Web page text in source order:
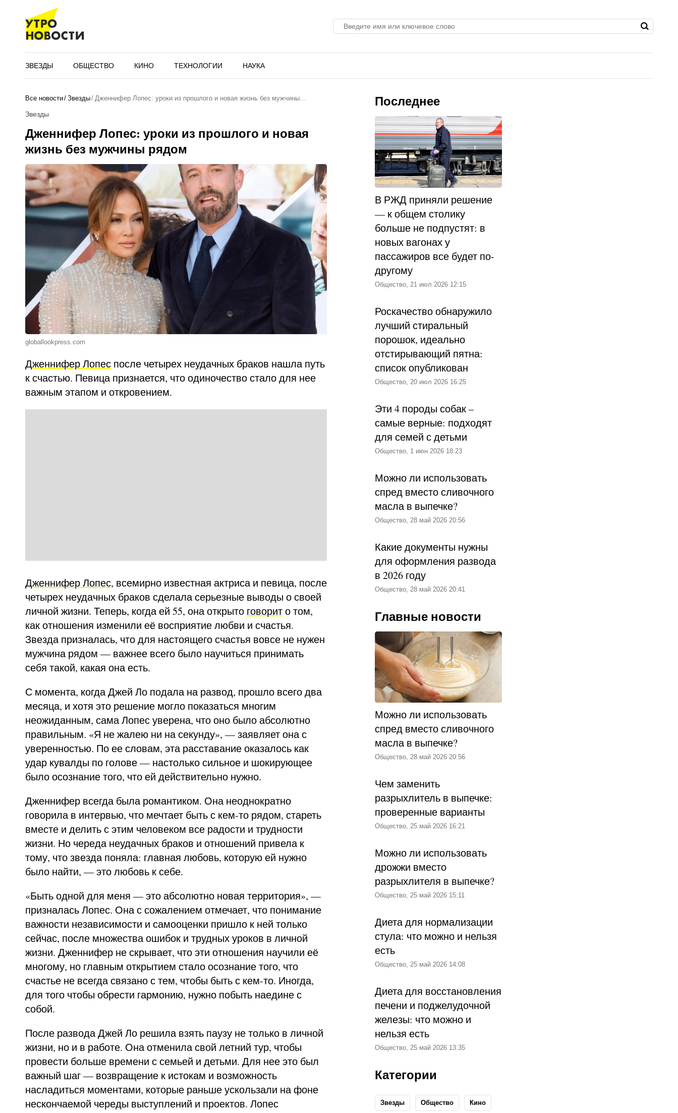
ЗВЕЗДЫ ОБЩЕСТВО КИНО ТЕХНОЛОГИИ НАУКА
Все новости Звезды Дженнифер Лопес: уроки из прошлого и новая жизнь без мужчины…
Звезды
Дженнифер Лопес: уроки из прошлого и новая
жизнь без мужчины рядом
globallookpress.com
Дженнифер Лопеспосле четырех неудачных браков нашла путь
к счастью. Певица признается, что одиночество стало для нее
важным этапом и откровением.
Дженнифер Лопес, всемирно известная актриса и певица, после
четырех неудачных браков сделала серьезные выводы о своей
личной жизни. Теперь, когда ей 55, она открыто говорито том,
как отношения изменили её восприятие любви и счастья.
Звезда призналась, что для настоящего счастья вовсе не нужен
мужчина рядом — важнее всего было научиться принимать
себя такой, какая она есть.
С момента, когда Джей Ло подала на развод, прошло всего два
месяца, и хотя это решение могло показаться многим
неожиданным, сама Лопес уверена, что оно было абсолютно
правильным. «Я не жалею ни на секунду», — заявляет она с
уверенностью. По ее словам, эта расставание оказалось как
удар кувалды по голове — настолько сильное и шокирующее
было осознание того, что ей действительно нужно.
Дженнифер всегда была романтиком. Она неоднократно
говорила в интервью, что мечтает быть с кем-то рядом, стареть
вместе и делить с этим человеком все радости и трудности
жизни. Но череда неудачных браков и отношений привела к
тому, что звезда поняла: главная любовь, которую ей нужно
было найти, — это любовь к себе.
«Быть одной для меня — это абсолютно новая территория», —
призналась Лопес. Она с сожалением отмечает, что понимание
важности независимости и самооценки пришло к ней только
сейчас, после множества ошибок и трудных уроков в личной
жизни. Дженнифер не скрывает, что эти отношения научили её
многому, но главным открытием стало осознание того, что
счастье не всегда связано с тем, чтобы быть с кем-то. Иногда,
для того чтобы обрести гармонию, нужно побыть наедине с
собой.
После развода Джей Ло решила взять паузу не только в личной
жизни, но и в работе. Она отменила свой летний тур, чтобы
провести больше времени с семьей и детьми. Для нее это был
важный шаг — возвращение к истокам и возможность
насладиться моментами, которые раньше ускользали на фоне
нескончаемой череды выступлений и проектов. Лопес
Последнее
В РЖД приняли решение
— к общем столику
больше не подпустят: в
новых вагонах у
пассажиров все будет по-
другому
Общество, 21 июл 2026 12:15
Роскачество обнаружило
лучший стиральный
порошок, идеально
отстирывающий пятна:
список опубликован
Общество, 20 июл 2026 16:25
Эти 4 породы собак –
самые верные: подходят
для семей с детьми
Общество, 1 июн 2026 18:23
Можно ли использовать
спред вместо сливочного
масла в выпечке?
Общество, 28 май 2026 20:56
Какие документы нужны
для оформления развода
в 2026 году
Общество, 28 май 2026 20:41
Главные новости
Можно ли использовать
спред вместо сливочного
масла в выпечке?
Общество, 28 май 2026 20:56
Чем заменить
разрыхлитель в выпечке:
проверенные варианты
Общество, 25 май 2026 16:21
Можно ли использовать
дрожжи вместо
разрыхлителя в выпечке?
Общество, 25 май 2026 15:11
Диета для нормализации
стула: что можно и нельзя
есть
Общество, 25 май 2026 14:08
Диета для восстановления
печени и поджелудочной
железы: что можно и
нельзя есть
Общество, 25 май 2026 13:35
Категории
Звезды Общество Кино